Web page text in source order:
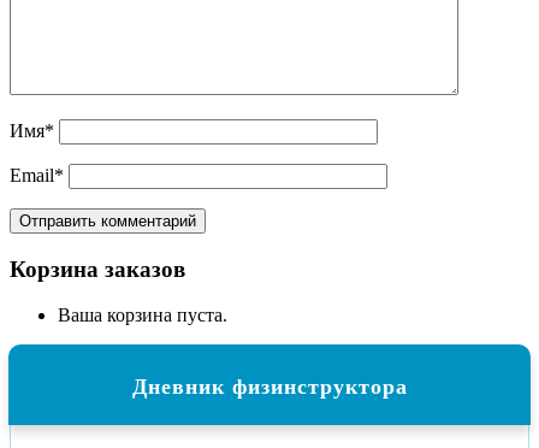
Имя*
Email*
Корзина заказов
Ваша корзина пуста.
Дневник физинструктора